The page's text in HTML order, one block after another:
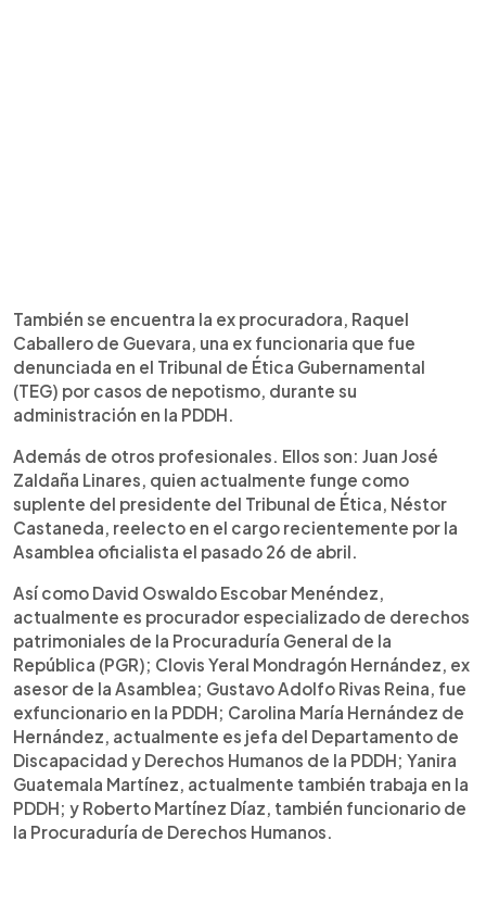
También se encuentra la ex procuradora, Raquel
Caballero de Guevara, una ex funcionaria que fue
denunciada en el Tribunal de Ética Gubernamental
(TEG) por casos de nepotismo, durante su
administración en la PDDH.
Además de otros profesionales. Ellos son: Juan José
Zaldaña Linares, quien actualmente funge como
suplente del presidente del Tribunal de Ética, Néstor
Castaneda, reelecto en el cargo recientemente por la
Asamblea oficialista el pasado 26 de abril.
Así como David Oswaldo Escobar Menéndez,
actualmente es procurador especializado de derechos
patrimoniales de la Procuraduría General de la
República (PGR); Clovis Yeral Mondragón Hernández, ex
asesor de la Asamblea; Gustavo Adolfo Rivas Reina, fue
exfuncionario en la PDDH; Carolina María Hernández de
Hernández, actualmente es jefa del Departamento de
Discapacidad y Derechos Humanos de la PDDH; Yanira
Guatemala Martínez, actualmente también trabaja en la
PDDH; y Roberto Martínez Díaz, también funcionario de
la Procuraduría de Derechos Humanos.